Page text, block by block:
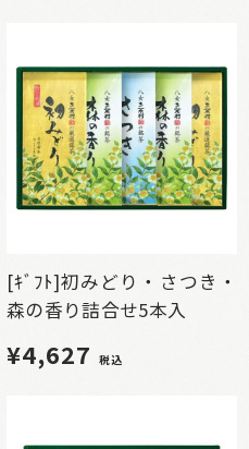
[ｷﾞﾌﾄ]初みどり・さつき・
森の香り詰合せ5本入
¥4,627 税込